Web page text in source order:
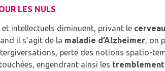
LES NULS
et intellectuels diminuent, privant le cerveau
il s’agit de la maladie d’Alzheimer, on
perte des notions spatio-
engendrant ainsi les